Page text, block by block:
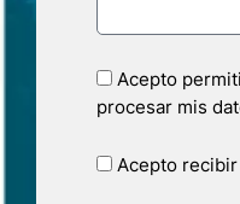
Acepto
procesar mis
Acepto